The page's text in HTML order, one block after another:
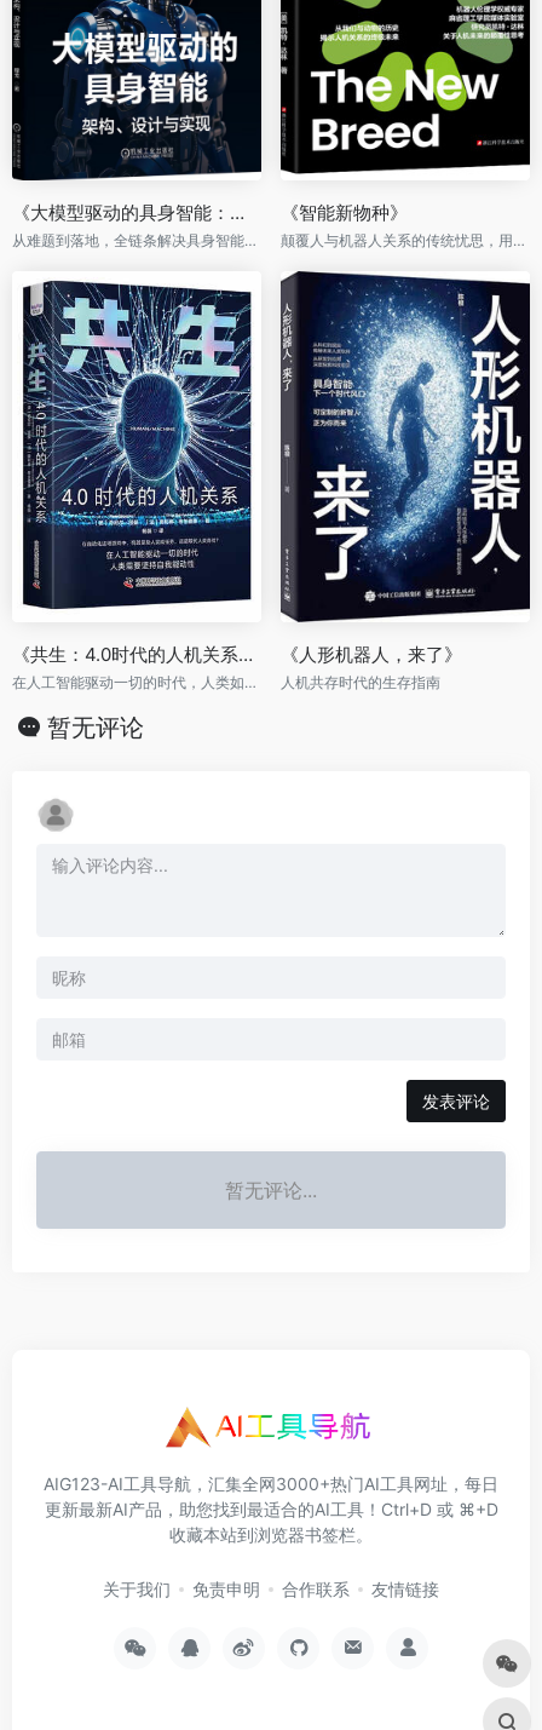
《大模型驱动的具身智能：架构、设计与实现》
从难题到落地，全链条解决具身智能开发关键挑战
《智能新物种》
颠覆人与机器人关系的传统忧思，用人与动物的关系审视人与机器人的关系
《共生：4.0时代的人机关系》（精装典藏版）
在人工智能驱动一切的时代，人类如何坚持自我能动性？
《人形机器人，来了》
人机共存时代的生存指南
暂无评论
发表评论
暂无评论...
AIG123-AI工具导航，汇集全网3000+热门AI工具网址，每日
更新最新AI产品，助您找到最适合的AI工具！Ctrl+D 或 ⌘+D
收藏本站到浏览器书签栏。
关于我们 免责申明 合作联系 友情链接